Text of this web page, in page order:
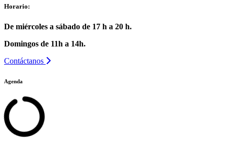
Horario:
De miércoles a sábado de 17 h a 20 h.
Domingos de 11h a 14h.
Contáctanos
Agenda